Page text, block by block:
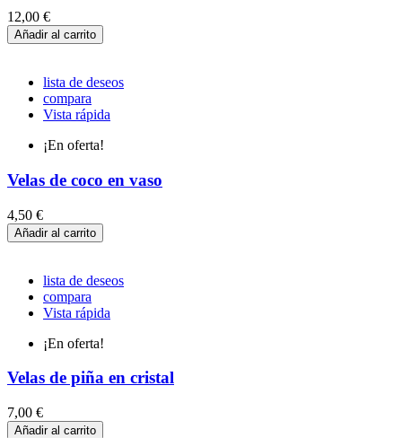
12,00 €
Añadir al carrito
lista de deseos
compara
Vista rápida
¡En oferta!
Velas de coco en vaso
4,50 €
Añadir al carrito
lista de deseos
compara
Vista rápida
¡En oferta!
Velas de piña en cristal
7,00 €
Añadir al carrito